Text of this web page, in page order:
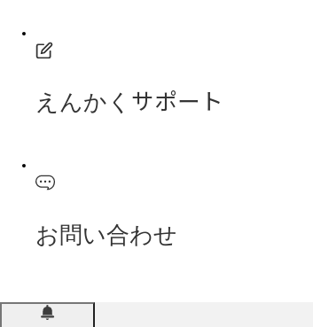
えんかくサポート
お問い合わせ